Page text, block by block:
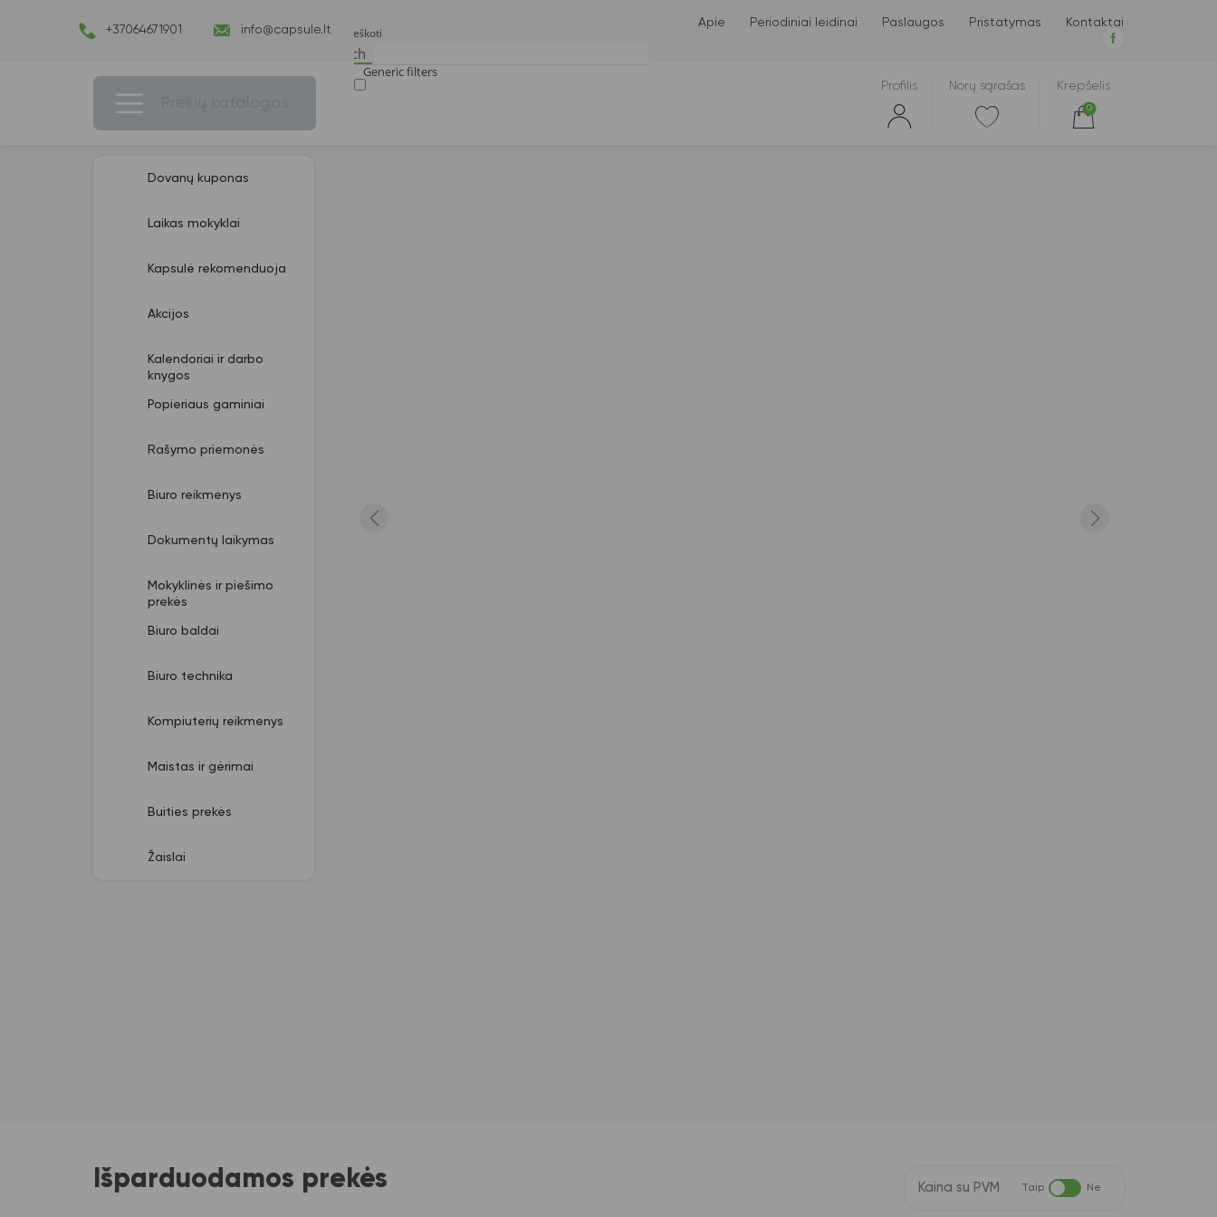
+37064671901 info@capsule.lt
Search
Generic filters
Apie Periodiniai leidinai Paslaugos Pristatymas Kontaktai
Profilis Norų sąrašas Krepšelis
0
Dovanų kuponas
Laikas mokyklai
Kapsulė rekomenduoja
Akcijos
Kalendoriai ir darbo
knygos
Popieriaus gaminiai
Rašymo priemonės
Biuro reikmenys
Dokumentų laikymas
Mokyklinės ir piešimo
prekės
Biuro baldai
Biuro technika
Kompiuterių reikmenys
Maistas ir gėrimai
Buities prekės
Žaislai
Išparduodamos prekės Kaina su PVM Taip Ne